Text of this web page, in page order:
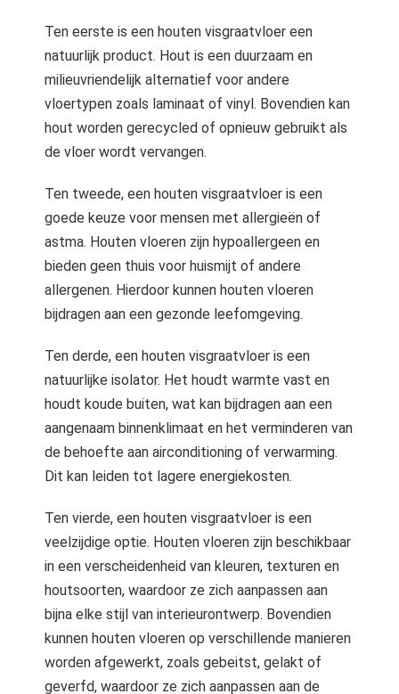
Ten eerste is een houten visgraatvloer een
natuurlijk product. Hout is een duurzaam en
milieuvriendelijk alternatief voor andere
vloertypen zoals laminaat of vinyl. Bovendien kan
hout worden gerecycled of opnieuw gebruikt als
de vloer wordt vervangen.
Ten tweede, een houten visgraatvloer is een
goede keuze voor mensen met allergieën of
astma. Houten vloeren zijn hypoallergeen en
bieden geen thuis voor huismijt of andere
allergenen. Hierdoor kunnen houten vloeren
bijdragen aan een gezonde leefomgeving.
Ten derde, een houten visgraatvloer is een
natuurlijke isolator. Het houdt warmte vast en
houdt koude buiten, wat kan bijdragen aan een
aangenaam binnenklimaat en het verminderen van
de behoefte aan airconditioning of verwarming.
Dit kan leiden tot lagere energiekosten.
Ten vierde, een houten visgraatvloer is een
veelzijdige optie. Houten vloeren zijn beschikbaar
in een verscheidenheid van kleuren, texturen en
houtsoorten, waardoor ze zich aanpassen aan
bijna elke stijl van interieurontwerp. Bovendien
kunnen houten vloeren op verschillende manieren
worden afgewerkt, zoals gebeitst, gelakt of
geverfd, waardoor ze zich aanpassen aan de
van